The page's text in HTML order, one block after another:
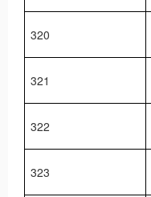
320
321
322
323